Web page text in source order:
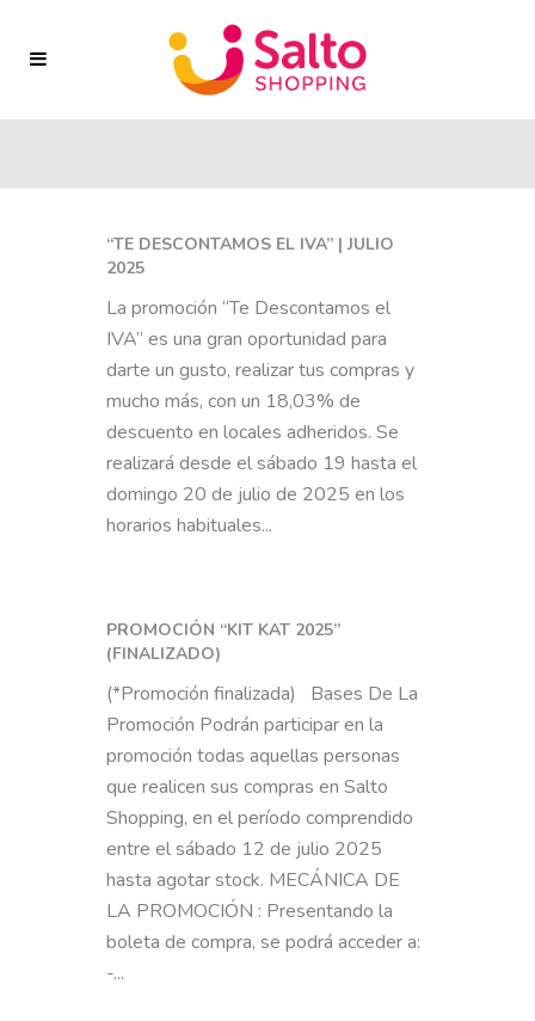
“TE DESCONTAMOS EL IVA” | JULIO
2025
La promoción “Te Descontamos el
IVA” es una gran oportunidad para
darte un gusto, realizar tus compras y
mucho más, con un 18,03% de
descuento en locales adheridos. Se
realizará desde el sábado 19 hasta el
domingo 20 de julio de 2025 en los
horarios habituales...
PROMOCIÓN “KIT KAT 2025”
(FINALIZADO)
(*Promoción finalizada) Bases De La
Promoción Podrán participar en la
promoción todas aquellas personas
que realicen sus compras en Salto
Shopping, en el período comprendido
entre el sábado 12 de julio 2025
hasta agotar stock. MECÁNICA DE
LA PROMOCIÓN : Presentando la
boleta de compra, se podrá acceder a:
-...